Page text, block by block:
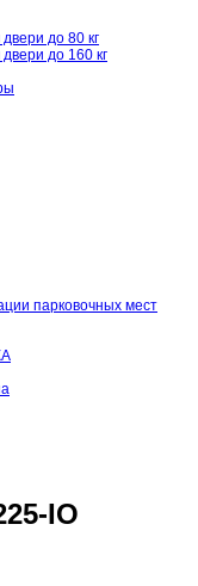
до 80 кг
до 160 кг
парковочных мест
IO